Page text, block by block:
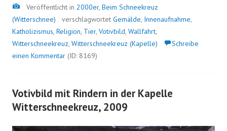
Bild
Veröffentlicht in 2000er, Beim Schneekreuz
(Witterschnee)
verschlagwortet Gemälde, Innenaufnahme,
Katholizismus, Religion, Tier, Votivbild, Wallfahrt,
Witterschneekreuz, Witterschneekreuz (Kapelle)
Schreibe
einen Kommentar (ID: 8169)
Votivbild mit Rindern in der Kapelle
Witterschneekreuz, 2009